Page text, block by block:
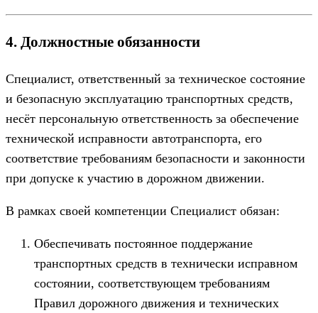
4. Должностные обязанности
Специалист, ответственный за техническое состояние
и безопасную эксплуатацию транспортных средств,
несёт персональную ответственность за обеспечение
технической исправности автотранспорта, его
соответствие требованиям безопасности и законности
при допуске к участию в дорожном движении.
В рамках своей компетенции Специалист обязан:
Обеспечивать постоянное поддержание
транспортных средств в технически исправном
состоянии, соответствующем требованиям
Правил дорожного движения и технических